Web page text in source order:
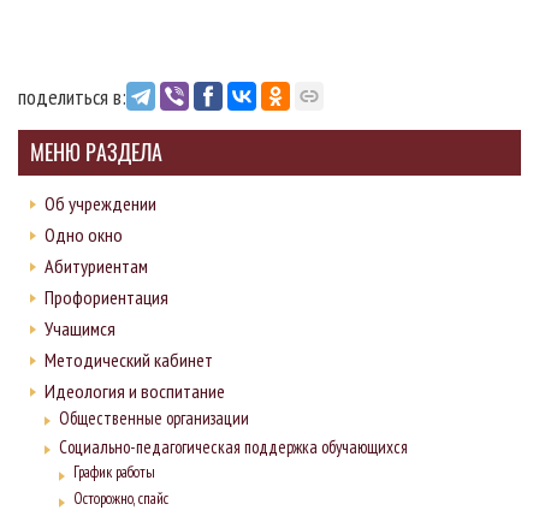
поделиться в:
МЕНЮ РАЗДЕЛА
Об учреждении
Одно окно
Абитуриентам
Профориентация
Учащимся
Методический кабинет
Идеология и воспитание
Общественные организации
Социально-педагогическая поддержка обучающихся
График работы
Осторожно, спайс